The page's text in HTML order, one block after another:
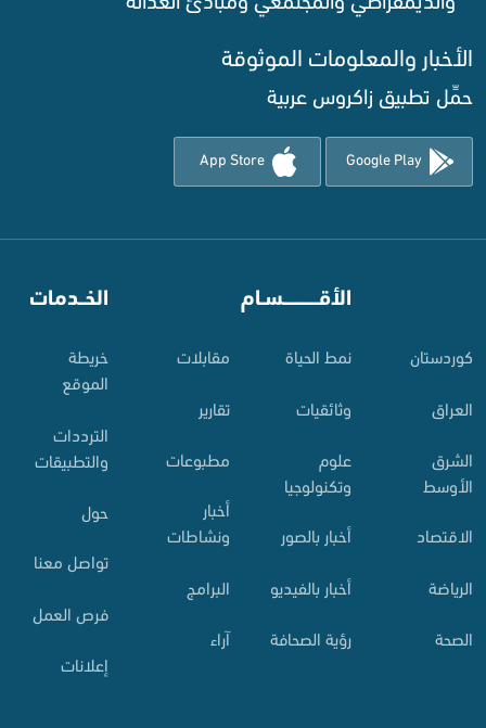
الأخبار والمعلومات الموثوقة‌
حمِّل تطبيق زاكروس عربية
Google Play
App Store
کوردستان
العراق
الشرق
الأوسط
الاقتصاد
الرياضة
الصحة
الأقـــــــــــسـام
نمط الحياة
وثائقيات
علوم
وتكنولوجيا
أخبار بالصور
أخبار بالفيديو
رؤية الصحافة
مقابلات
تقارير
مطبوعات
أخبار
ونشاطات
البرامج
آراء
الخــدمات
خريطة
الموقع
الترددات
والتطبيقات
حول
تواصل معنا
فرص العمل
إعلانات